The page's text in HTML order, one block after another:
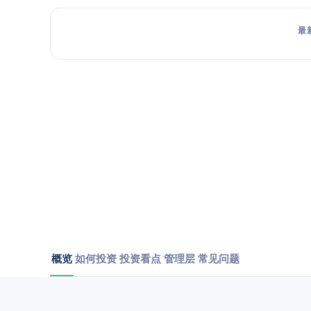
最
概览 如何投资 投资看点 管理层 常见问题